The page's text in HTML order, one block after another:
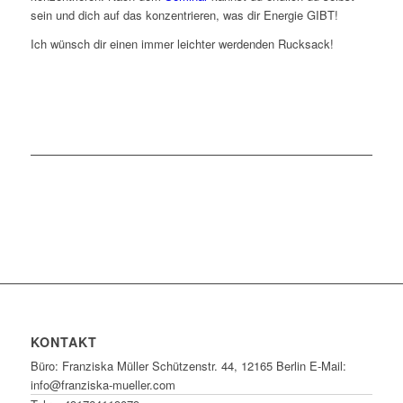
sein und dich auf das konzentrieren, was dir Energie GIBT!
Ich wünsch dir einen immer leichter werdenden Rucksack!
KONTAKT
Büro: Franziska Müller Schützenstr. 44, 12165 Berlin E-Mail:
info@franziska-mueller.com